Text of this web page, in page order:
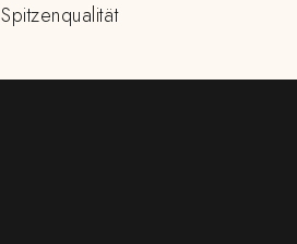
Spitzenqualität